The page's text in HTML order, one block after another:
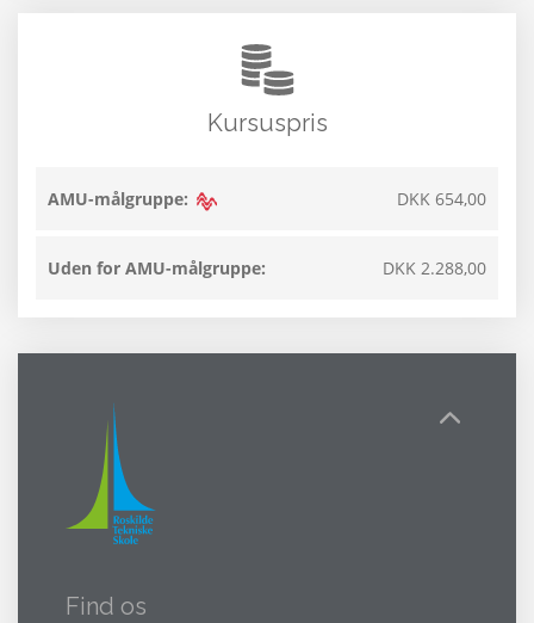
Kursuspris
AMU-målgruppe: DKK 654,00
Uden for AMU-målgruppe: DKK 2.288,00
Find os